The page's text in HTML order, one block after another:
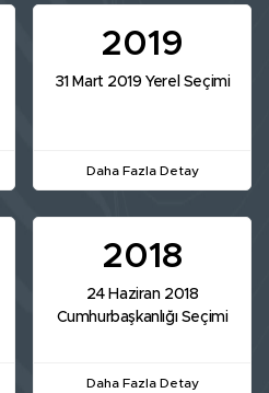
2019
31 Mart 2019 Yerel Seçimi
Daha Fazla Detay
2018
24 Haziran 2018
Cumhurbaşkanlığı Seçimi
Daha Fazla Detay